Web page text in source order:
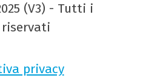
(V3) - Tutti i
privacy